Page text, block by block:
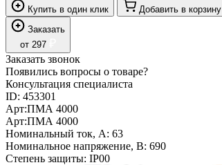
Купить в один клик
Добавить в корзину
Заказать
от 297
Заказать звонок
Появились вопросы о товаре?
Консультация специалиста
ID: 453301
Арт:ПМА 4000
Арт:ПМА 4000
Номинальный ток, А: 63
Номинальное напряжение, В: 690
Степень защиты: IP00